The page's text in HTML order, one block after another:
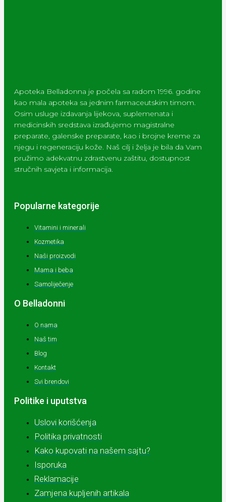
Apoteka Belladonna je počela sa radom 1996. godine
kao mala apoteka sa jednim farmaceutskim timom.
Osim usluge izdavanja lijekova, suplemenata i
medicinskih sredstava izrađujemo magistralne
preparate, galenske preparate, kao i brojne kreme za
njegu i regeneraciju kože. Naš cilj i želja je bila da Vam
pružimo adekvatnu zdrastvenu zaštitu, dostupnost
stručnih savjeta i informacija.
Popularne kategorije
Vitamini i minerali
Kozmetika
Naši proizvodi
Mama i beba
Samoliječenje
O Belladonni
O nama
Naš tim
Blog
Kontakt
Svi brendovi
Politike i uputstva
Uslovi korišćenja
Politika privatnosti
Kako kupovati na našem sajtu?
Isporuka
Reklamacije
Zamjena kupljenih artikala